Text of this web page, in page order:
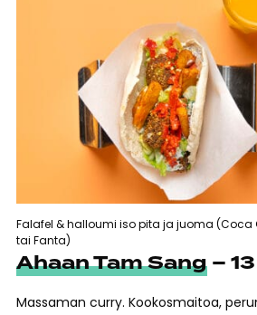
Falafel & halloumi iso pita ja juoma (Coca
tai Fanta)
Ahaan Tam Sang –
Massaman curry. Kookosmaitoa,